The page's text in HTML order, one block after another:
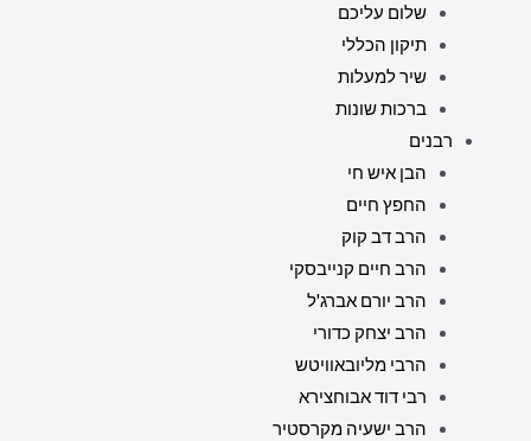
שלום עליכם
תיקון הכללי
שיר למעלות
ברכות שונות
רבנים
הבן איש חי
החפץ חיים
הרב דב קוק
הרב חיים קנייבסקי
הרב יורם אברג'ל
הרב יצחק כדורי
הרבי מליובאוויטש
רבי דוד אבוחצירא
הרב ישעיה מקרסטיר